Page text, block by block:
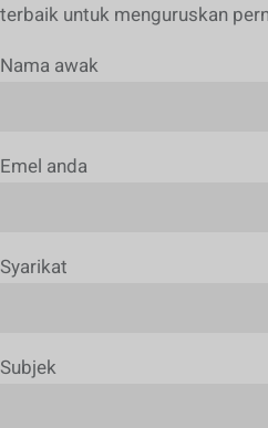
terbaik untuk menguruskan
Nama awak
Emel anda
Syarikat
Subjek